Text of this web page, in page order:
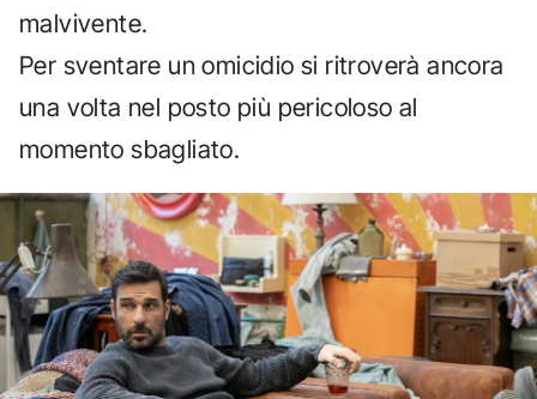
malvivente.
Per sventare un omicidio si ritroverà ancora
una volta nel posto più pericoloso al
momento sbagliato.